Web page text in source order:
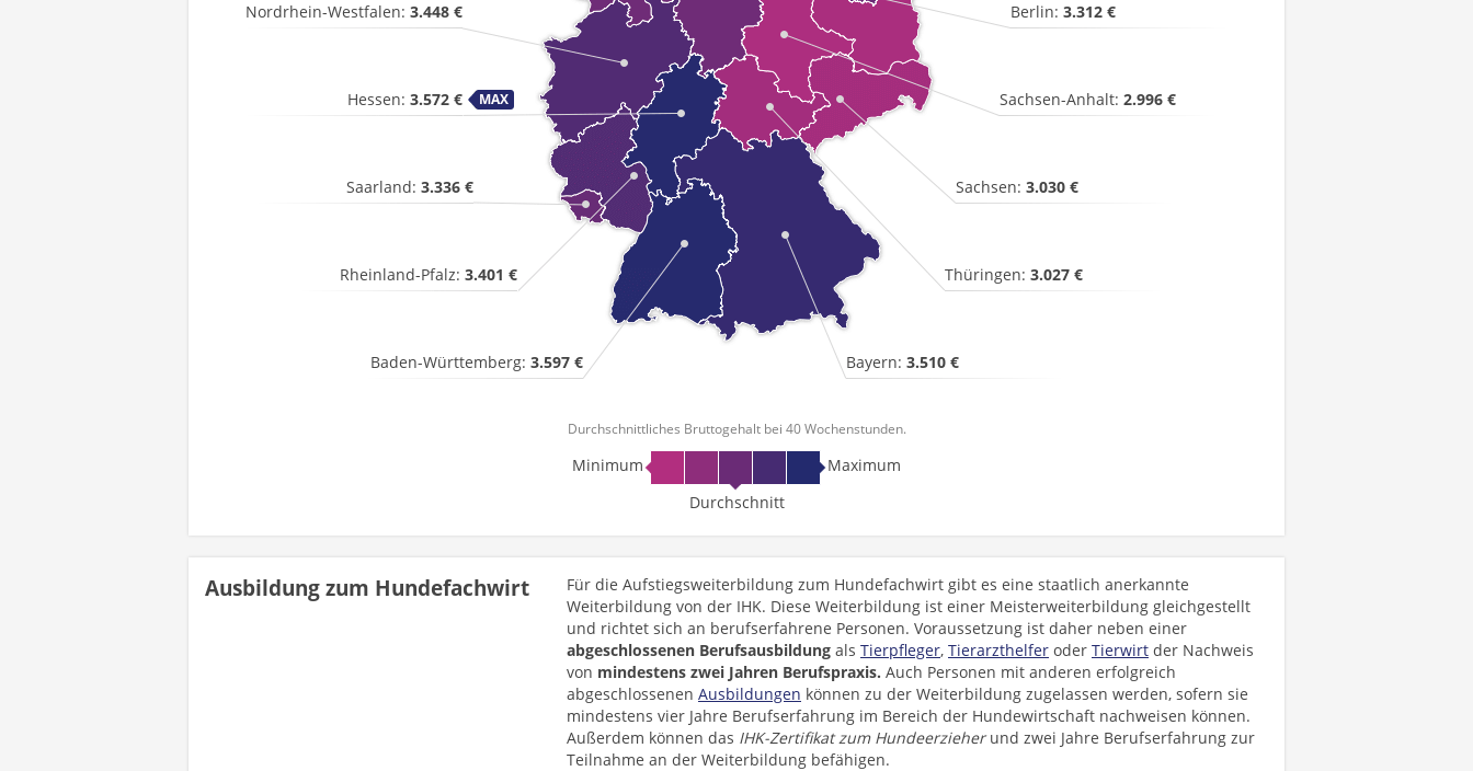
Baden-Württemberg: 3.597 € Bayern: 3.510 €
Berlin: 3.312 €
Hessen: 3.572 €
Nordrhein-Westfalen: 3.448 €
Rheinland-Pfalz: 3.401 €
Saarland: 3.336 € Sachsen: 3.030 €
Sachsen-Anhalt: 2.996 €
Thüringen: 3.027 €
Durchschnittliches Bruttogehalt bei 40 Wochenstunden.
Minimum
Maximum
Durchschnitt
Ausbildung zum Hundefachwirt
Für die Aufstiegsweiterbildung zum Hundefachwirt gibt es eine staatlich anerkannte
Weiterbildung von der IHK. Diese Weiterbildung ist einer Meisterweiterbildung gleichgestellt
und richtet sich an berufserfahrene Personen. Voraussetzung ist daher neben einer
abgeschlossenen Berufsausbildung als Tierpfleger, Tierarzthelfer oder Tierwirt der Nachweis
von mindestens zwei Jahren Berufspraxis. Auch Personen mit anderen erfolgreich
abgeschlossenen Ausbildungen können zu der Weiterbildung zugelassen werden, sofern sie
mindestens vier Jahre Berufserfahrung im Bereich der Hundewirtschaft nachweisen können.
Außerdem können das IHK-Zertifikat zum Hundeerzieherund zwei Jahre Berufserfahrung zur
Teilnahme an der Weiterbildung befähigen.